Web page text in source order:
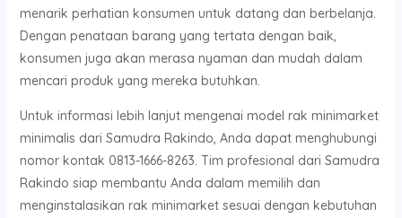
menarik perhatian konsumen untuk datang dan berbelanja.
Dengan penataan barang yang tertata dengan baik,
konsumen juga akan merasa nyaman dan mudah dalam
mencari produk yang mereka butuhkan.
Untuk informasi lebih lanjut mengenai model rak minimarket
minimalis dari Samudra Rakindo, Anda dapat menghubungi
nomor kontak 0813-1666-8263. Tim profesional dari Samudra
Rakindo siap membantu Anda dalam memilih dan
menginstalasikan rak minimarket sesuai dengan kebutuhan